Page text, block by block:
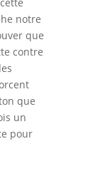
notre
que
contre
que
un
pour